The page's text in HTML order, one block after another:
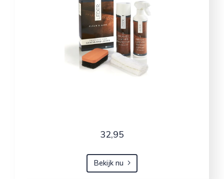
32,95
Bekijk nu